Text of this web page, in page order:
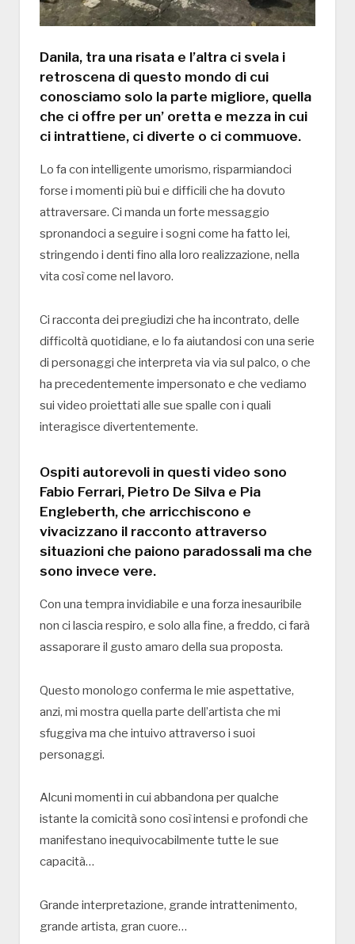
Danila, tra una risata e l’altra ci svela i
retroscena di questo mondo di cui
conosciamo solo la parte migliore, quella
che ci offre per un’ oretta e mezza in cui
ci intrattiene, ci diverte o ci commuove.
Lo fa con intelligente umorismo, risparmiandoci
forse i momenti più bui e difficili che ha dovuto
attraversare. Ci manda un forte messaggio
spronandoci a seguire i sogni come ha fatto lei,
stringendo i denti fino alla loro realizzazione, nella
vita così come nel lavoro.
Ci racconta dei pregiudizi che ha incontrato, delle
difficoltà quotidiane, e lo fa aiutandosi con una serie
di personaggi che interpreta via via sul palco, o che
ha precedentemente impersonato e che vediamo
sui video proiettati alle sue spalle con i quali
interagisce divertentemente.
Ospiti autorevoli in questi video sono
Fabio Ferrari, Pietro De Silva e Pia
Engleberth, che arricchiscono e
vivacizzano il racconto attraverso
situazioni che paiono paradossali ma che
sono invece vere.
Con una tempra invidiabile e una forza inesauribile
non ci lascia respiro, e solo alla fine, a freddo, ci farà
assaporare il gusto amaro della sua proposta.
Questo monologo conferma le mie aspettative,
anzi, mi mostra quella parte dell’artista che mi
sfuggiva ma che intuivo attraverso i suoi
personaggi.
Alcuni momenti in cui abbandona per qualche
istante la comicità sono così intensi e profondi che
manifestano inequivocabilmente tutte le sue
capacità…
Grande interpretazione, grande intrattenimento,
grande artista, gran cuore…